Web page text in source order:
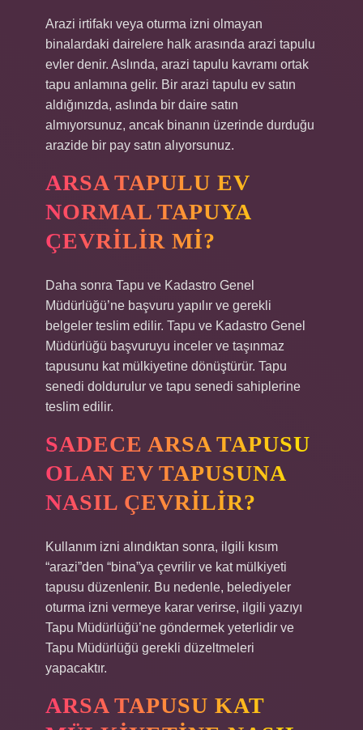
Arazi irtifakı veya oturma izni olmayan
binalardaki dairelere halk arasında arazi tapulu
evler denir. Aslında, arazi tapulu kavramı ortak
tapu anlamına gelir. Bir arazi tapulu ev satın
aldığınızda, aslında bir daire satın
almıyorsunuz, ancak binanın üzerinde durduğu
arazide bir pay satın alıyorsunuz.
ARSA TAPULU EV
NORMAL TAPUYA
ÇEVRILIR MI?
Daha sonra Tapu ve Kadastro Genel
Müdürlüğü’ne başvuru yapılır ve gerekli
belgeler teslim edilir. Tapu ve Kadastro Genel
Müdürlüğü başvuruyu inceler ve taşınmaz
tapusunu kat mülkiyetine dönüştürür. Tapu
senedi doldurulur ve tapu senedi sahiplerine
teslim edilir.
SADECE ARSA TAPUSU
OLAN EV TAPUSUNA
NASIL ÇEVRILIR?
Kullanım izni alındıktan sonra, ilgili kısım
“arazi”den “bina”ya çevrilir ve kat mülkiyeti
tapusu düzenlenir. Bu nedenle, belediyeler
oturma izni vermeye karar verirse, ilgili yazıyı
Tapu Müdürlüğü’ne göndermek yeterlidir ve
Tapu Müdürlüğü gerekli düzeltmeleri
yapacaktır.
ARSA TAPUSU KAT